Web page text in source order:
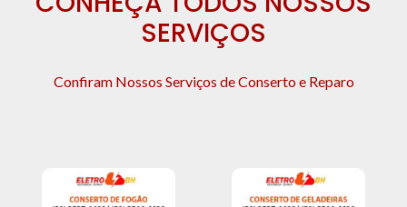
SERVIÇOS
Confiram Nossos Serviços de Conserto e Reparo